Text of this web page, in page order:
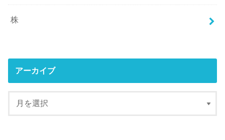
株
アーカイブ